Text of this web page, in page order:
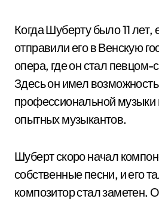
Когда Шуберту было 11 лет,
отправили его в Венскую
опера, где он стал певцом-
Здесь он имел
профессиональной музыки
опытных музыкантов.
Шуберт скоро начал
собственные песни, и его
композитор стал заметен.